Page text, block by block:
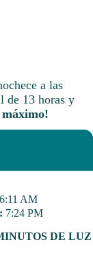
a las
de 13 horas y
máximo!
6:11 AM
7:24 PM
DE LUZ